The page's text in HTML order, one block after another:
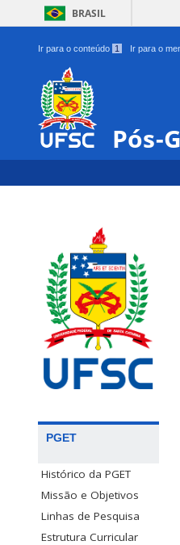
BRASIL
Ir para o conteúdo 1 Ir para o
Pós-
PGET
Histórico da PGET
Missão e Objetivos
Linhas de Pesquisa
Estrutura Curricular